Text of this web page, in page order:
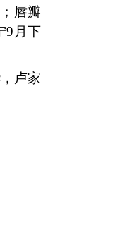
唇瓣
9月下
卢家